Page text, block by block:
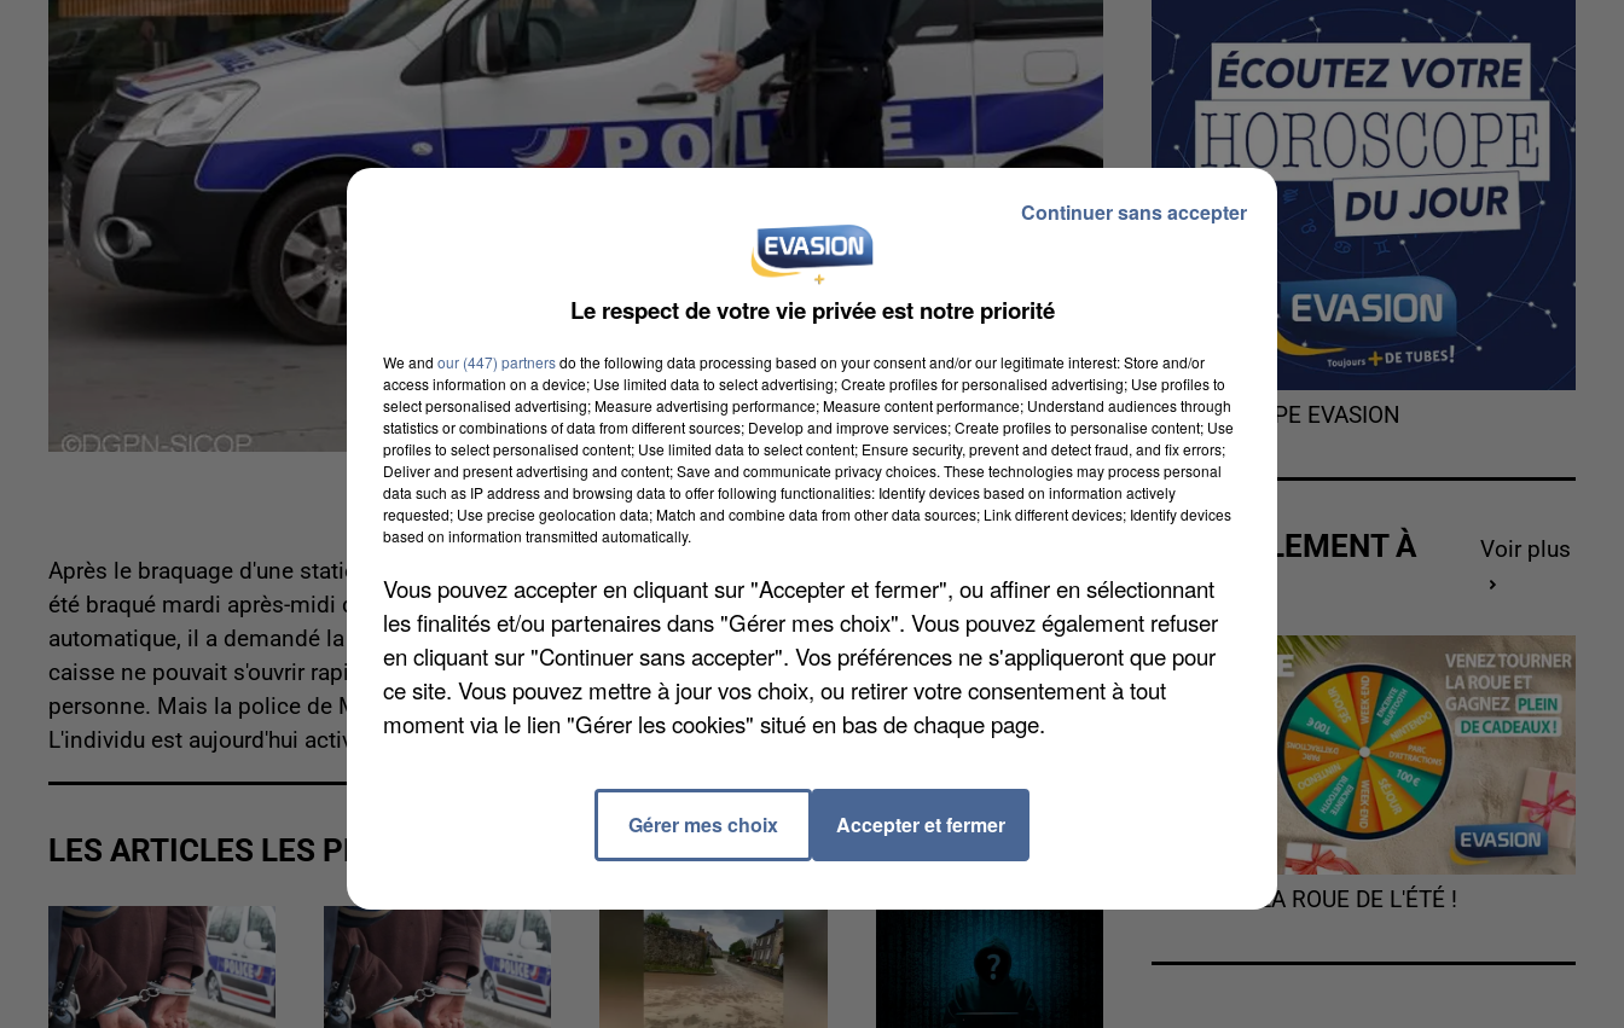
Après le braquage d'une station-service de Coulommiers la semaine dernière, c'est un fast-food qui a
été braqué mardi après-midi dans la même commune. Un homme a fait irruption armé d'un pistolet
automatique, il a demandé la caisse à une employée mais en raison d'un système de temporisation la
caisse ne pouvait s'ouvrir rapidement, raconte Le Parisien . L'homme a donc pris la fuite sans blesser
personne. Mais la police de Meaux en charge de l'enquête a fait un lien entre les deux affaires.
L'individu est aujourd'hui activement recherché.
LES ARTICLES LES PLUS VUS
L'HOROSCOPE EVASION
ACTUELLEMENT À
GAGNER
Voir plus
TOURNEZ LA ROUE DE L'ÉTÉ !
Le respect de votre vie privée est notre priorité
We and our (447) partnersdo the following data processing based on your consent and/or our legitimate interest: Store and/or
access information on a device; Use limited data to select advertising; Create profiles for personalised advertising; Use profiles to
select personalised advertising; Measure advertising performance; Measure content performance; Understand audiences through
statistics or combinations of data from different sources; Develop and improve services; Create profiles to personalise content; Use
profiles to select personalised content; Use limited data to select content; Ensure security, prevent and detect fraud, and fix errors;
Deliver and present advertising and content; Save and communicate privacy choices. These technologies may process personal
data such as IP address and browsing data to offer following functionalities: Identify devices based on information actively
requested; Use precise geolocation data; Match and combine data from other data sources; Link different devices; Identify devices
based on information transmitted automatically.
Vous pouvez accepter en cliquant sur "Accepter et fermer", ou affiner en sélectionnant
les finalités et/ou partenaires dans "Gérer mes choix". Vous pouvez également refuser
en cliquant sur "Continuer sans accepter". Vos préférences ne s'appliqueront que pour
ce site. Vous pouvez mettre à jour vos choix, ou retirer votre consentement à tout
moment via le lien "Gérer les cookies" situé en bas de chaque page.
Gérer mes choix Accepter et fermer
Continuer sans accepter